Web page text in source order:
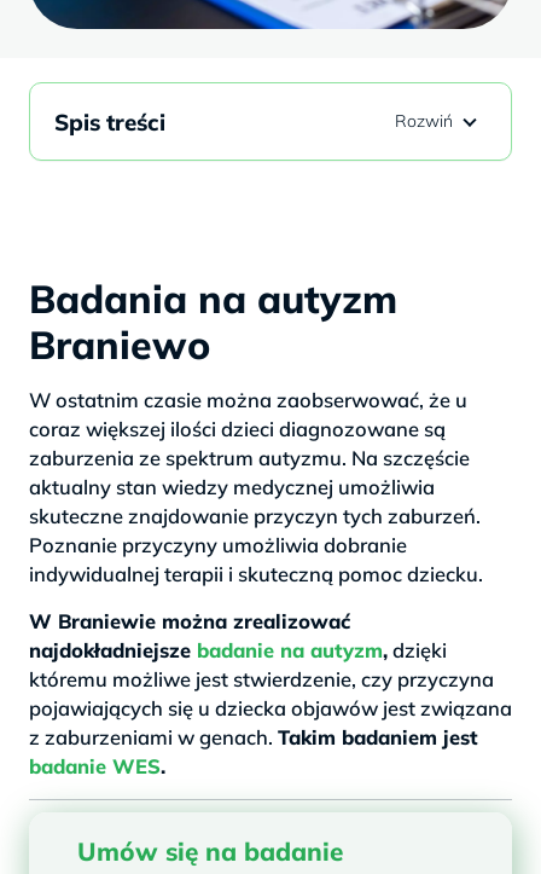
Badania na autyzm
Braniewo
W ostatnim czasie można zaobserwować, że u
coraz większej ilości dzieci diagnozowane są
zaburzenia ze spektrum autyzmu. Na szczęście
aktualny stan wiedzy medycznej umożliwia
skuteczne znajdowanie przyczyn tych zaburzeń.
Poznanie przyczyny umożliwia dobranie
indywidualnej terapii i skuteczną pomoc dziecku.
W Braniewie można zrealizować
najdokładniejsze badanie na autyzm,dzięki
któremu możliwe jest stwierdzenie, czy przyczyna
pojawiających się u dziecka objawów jest związana
z zaburzeniami w genach. Takim badaniem jest
badanie WES.
Umów się na badanie
Spis treści